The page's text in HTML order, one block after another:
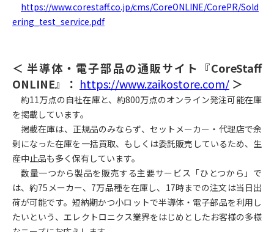
https://www.corestaff.co.jp/cms/CoreONLINE/CorePR/Sold
ering_test_service.pdf
＜ 半導体・電子部品の通販サイト『CoreStaff
ONLINE』： https://www.zaikostore.com/ ＞
約11万点の自社在庫と、約800万点のオンライン発注可能在庫
を掲載しています。
掲載在庫は、正規品のみならず、セットメーカー・代理店で余
剰になった在庫を一括買取、もしくは委託販売しているため、生
産中止品も多く保有しています。
数量一つから製品を販売する主要サービス「ひとつから」で
は、約75メーカー、7万品種を在庫し、17時までの注文は当日出
荷が可能です。短納期かつ小ロットで半導体・電子部品を利用し
たいという、エレクトロニクス業界をはじめとしたお客様の多様